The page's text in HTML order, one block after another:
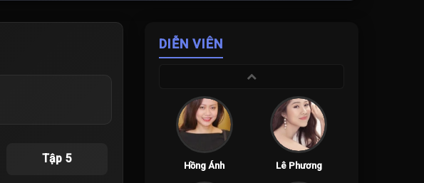
Tập 5
DIỄN VIÊN
Hồng Ánh Lê Phương